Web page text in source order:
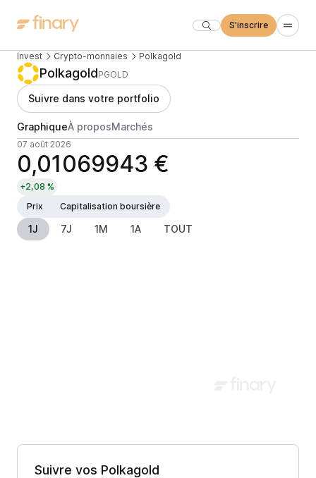
S'inscrire
Invest Crypto-monnaies Polkagold
PolkagoldPGOLD
Suivre dans votre portfolio
GraphiqueÀ proposMarchés
07 août 2026
0,01069943 €
+2,08 %
Prix
Capitalisation boursière
1J 7J 1M 1A TOUT
Suivre vos Polkagold